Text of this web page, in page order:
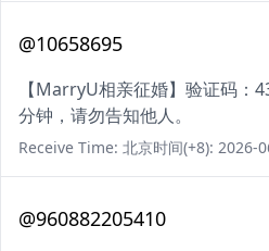
@10658695
【MarryU相亲征婚】验证码：
分钟，请勿告知他人。
Receive Time: 北京时间(+8): 2026-
@960882205410